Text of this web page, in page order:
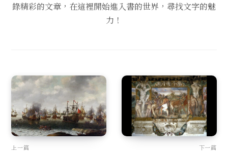
錄精彩的文章，在這裡開始進入書的世界，尋找文字的魅
力！
上一篇 下一篇